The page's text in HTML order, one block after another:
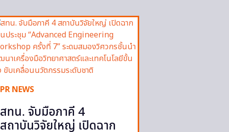
PR NEWS
สทน. จับมือภาคี 4
สถาบันวิจัยใหญ่ เปิดฉาก